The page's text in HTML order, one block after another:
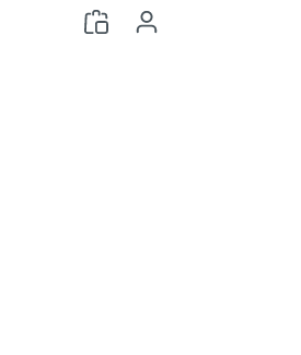
ellerTilmeld dig